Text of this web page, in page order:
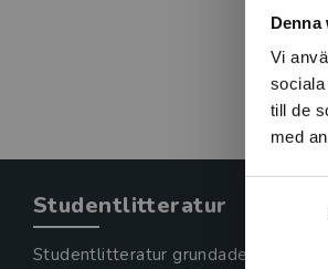
Denna
Vi
till de
med
Studentlitteratur
Studentlitteratur grundades 1963